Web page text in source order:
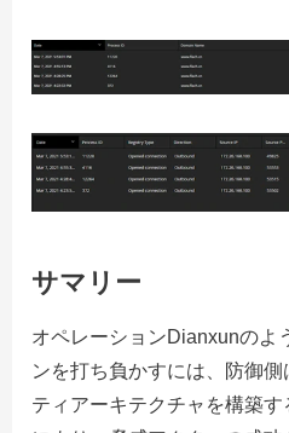
サマリー
オペレーションDianxunのよ
ンを打ち負かすには、防御
ティアーキテクチャを構築